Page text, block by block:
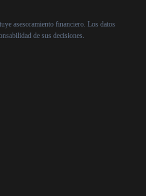
asesoramiento financiero. Los datos
de sus decisiones.